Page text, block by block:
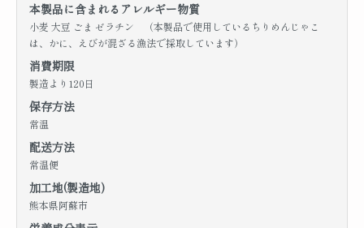
本製品に含まれるアレルギー物質
小麦 大豆 ごま ゼラチン （本製品で使用しているちりめんじゃこ
は、かに、えびが混ざる漁法で採取しています）
消費期限
製造より120日
保存方法
常温
配送方法
常温便
加工地(製造地)
熊本県阿蘇市